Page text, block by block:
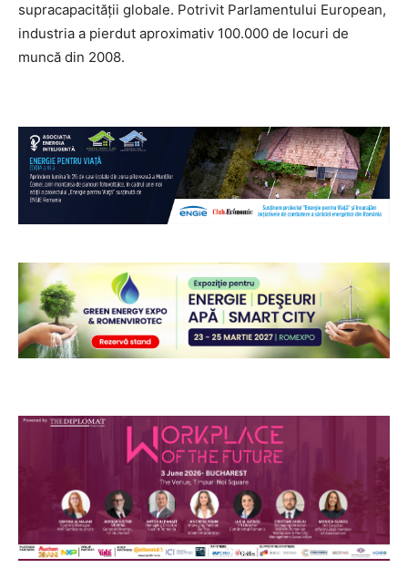
supracapacității globale. Potrivit Parlamentului European,
industria a pierdut aproximativ 100.000 de locuri de
muncă din 2008.